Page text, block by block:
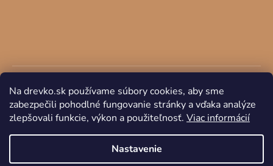
Na drevko.sk používame súbory cookies, aby sme
zabezpečili pohodlné fungovanie stránky a vďaka analýze
zlepšovali funkcie, výkon a použiteľnosť. Viac informácií
Nastavenie